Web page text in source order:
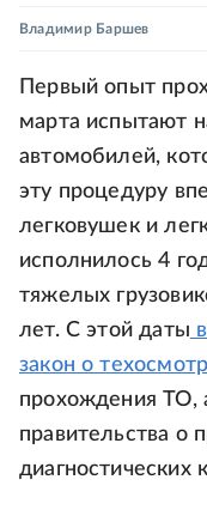
Владимир Баршев
Первый опыт
марта испытают
автомобилей,
эту процедуру
легковушек и
исполнилось 4
тяжелых
лет. С этой даты
закон о
прохождения ТО,
правительства о
диагностических